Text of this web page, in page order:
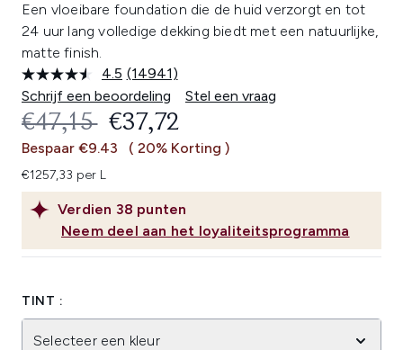
Een vloeibare foundation die de huid verzorgt en tot
24 uur lang volledige dekking biedt met een natuurlijke,
matte finish.
4.5 Lees
14941
beoordelingen.
Dezelfde
paginalink.
(14941)
Schrijf een beoordeling
Stel een vraag
Verdien 38 punten
Neem deel aan het loyaliteitsprogramma
RECOMMENDED RETAIL PRICE:
€47,15 HUIDIGE PRIJS:
€37,72
Bespaar €9.43 ( 20% Korting )
€1257,33 per L
TINT :
Selecteer een kleur